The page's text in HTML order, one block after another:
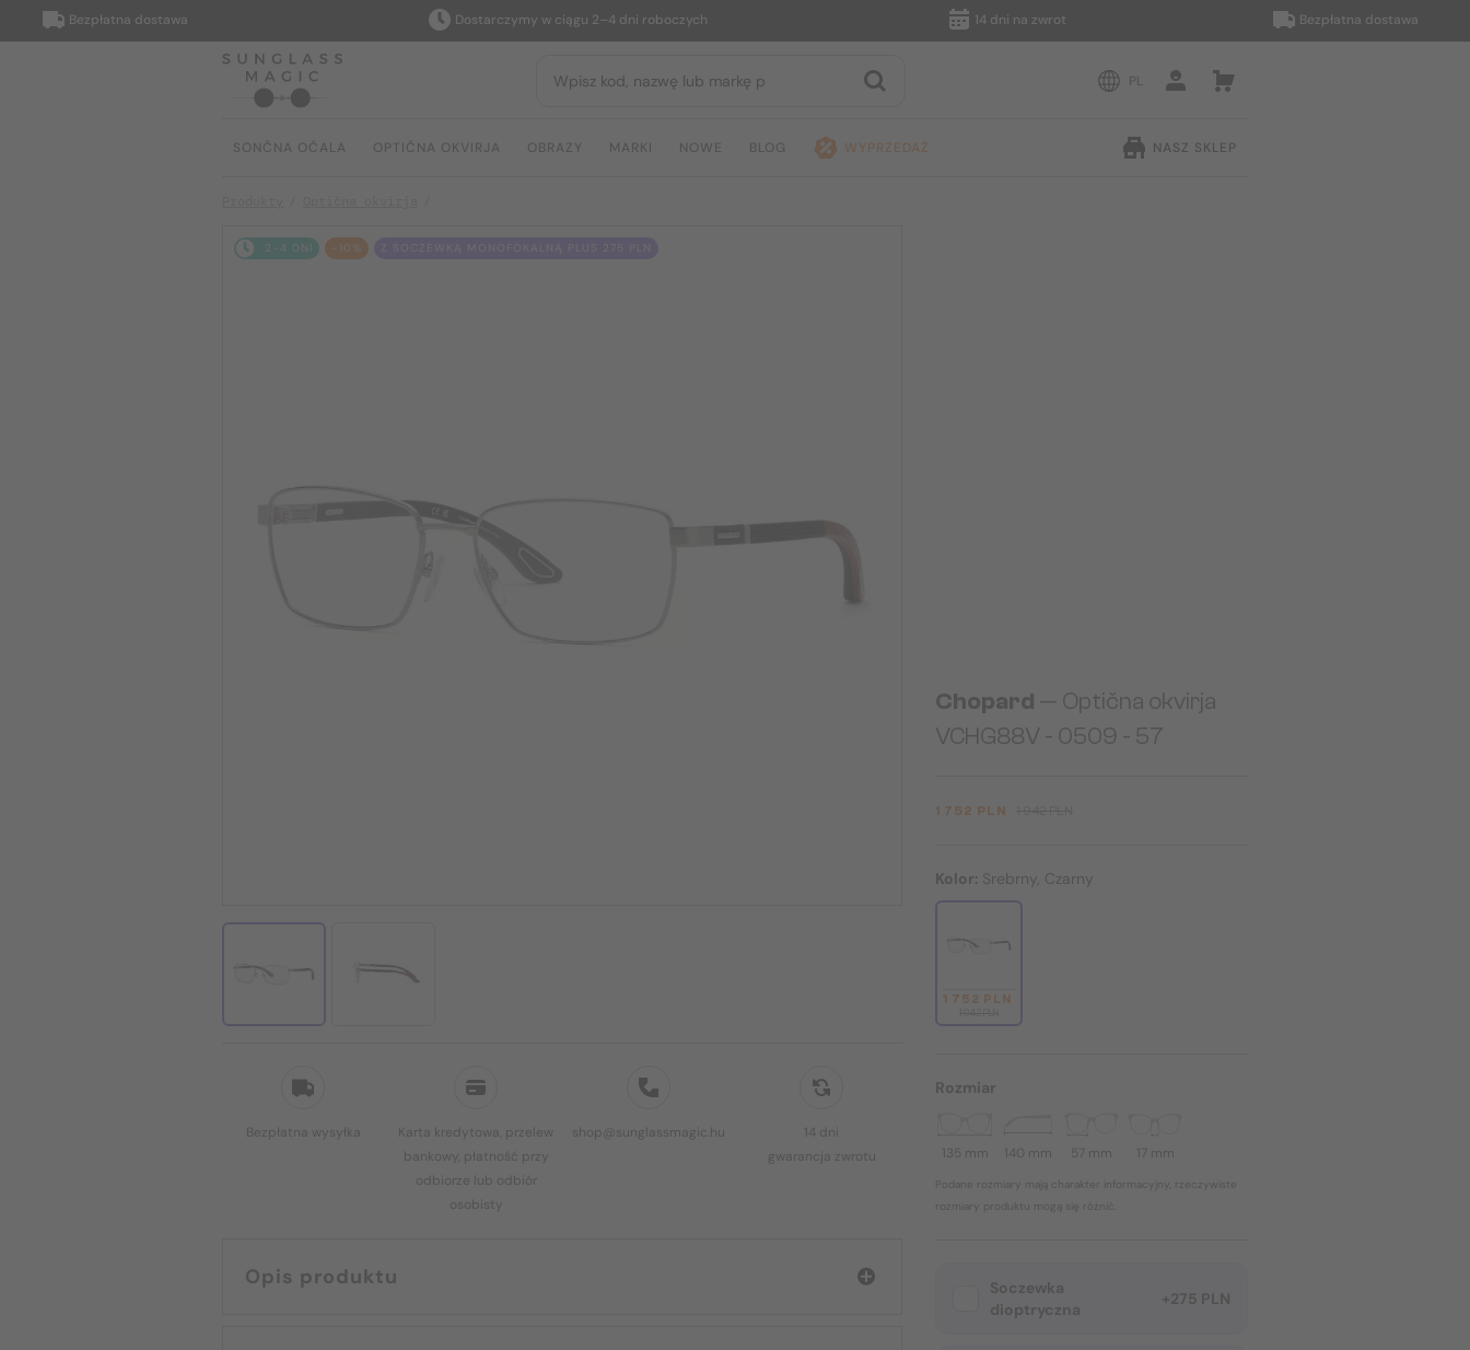
Bezpłatna dostawa Dostarczymy w ciągu 2–4 dni roboczych 14 dni na zwrot Bezpłatna dostawa
PL
SONČNA OČALA OPTIČNA OKVIRJA OBRAZY MARKI NOWE BLOG WYPRZEDAŻ NASZ SKLEP
2-4 DNI -10%
Bezpłatna wysyłka
Karta kredytowa, przelew
bankowy, płatność przy
odbiorze lub odbiór
osobisty
shop@sunglassmagic.hu
14 dni
gwarancja zwrotu
Opis produktu
Chopard — Optična okvirja
VCHG88V - 0509 - 57
1 752 PLN
Kolor: Srebrny, Czarny
1 752 PLN
Rozmiar
135 mm 140 mm 57 mm 17 mm
Podane rozmiary mają charakter informacyjny, rzeczywiste
rozmiary produktu mogą się różnić.
Soczewka
dioptryczna
+275 PLN